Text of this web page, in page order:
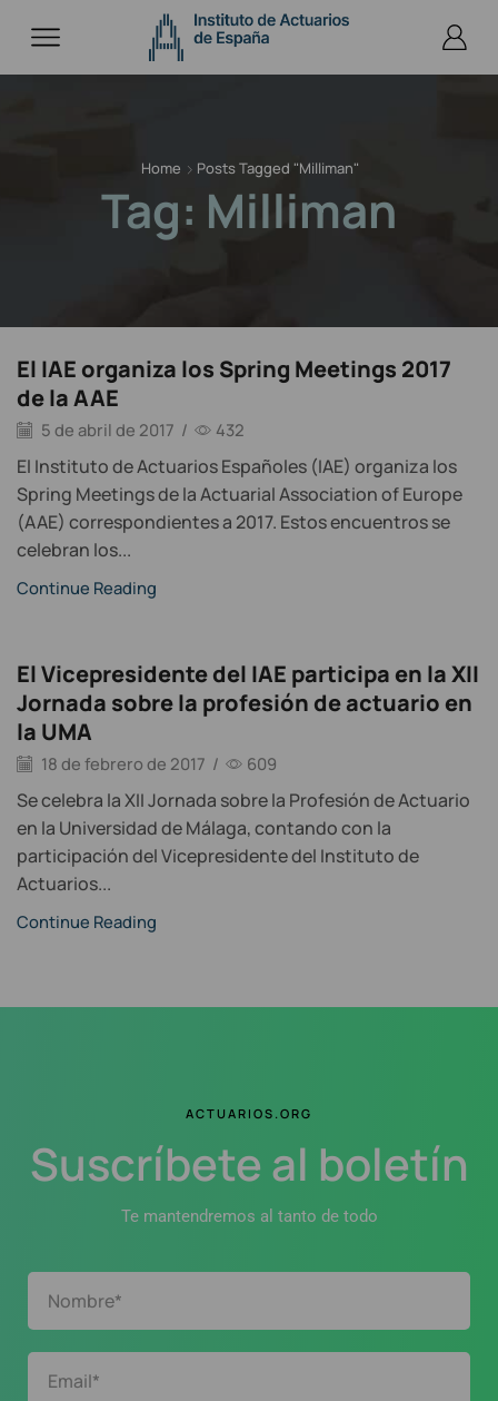
Home Posts Tagged "milliman"
Tag: Milliman
El IAE organiza los Spring Meetings 2017
de la AAE
5 de abril de 2017 / 432
El Instituto de Actuarios Españoles (IAE) organiza los
Spring Meetings de la Actuarial Association of Europe
(AAE) correspondientes a 2017. Estos encuentros se
celebran los...
Continue Reading
El Vicepresidente del IAE participa en la XII
Jornada sobre la profesión de actuario en
la UMA
18 de febrero de 2017 / 609
Se celebra la XII Jornada sobre la Profesión de Actuario
en la Universidad de Málaga, contando con la
participación del Vicepresidente del Instituto de
Actuarios...
Continue Reading
ACTUARIOS.ORG
Suscríbete al boletín
Te mantendremos al tanto de todo